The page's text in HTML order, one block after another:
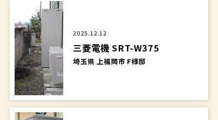
2025.12.12
三菱電機 SRT-W375
埼玉県 上福岡市 F様邸